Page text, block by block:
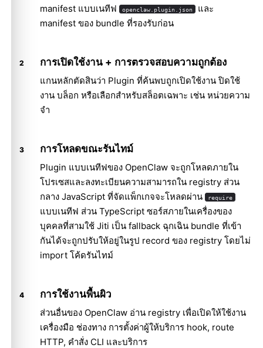
manifest แบบเนทีฟ
openclaw.plugin.json และ
manifest ของ bundle ที่รองรับก่อน
การเปิดใช้งาน + การตรวจสอบความถูกต้อง
แกนหลักตัดสินว่า Plugin ที่ค้นพบถูกเปิดใช้งาน ปิดใช้
งาน บล็อก หรือเลือกสำหรับสล็อตเฉพาะ เช่น หน่วยความ
จำ
การโหลดขณะรันไทม์
Plugin แบบเนทีฟของ OpenClaw จะถูกโหลดภายใน
โปรเซสและลงทะเบียนความสามารถใน registry ส่วน
กลาง JavaScript ที่จัดแพ็กเกจจะโหลดผ่าน
require
แบบเนทีฟ ส่วน TypeScript ซอร์สภายในเครื่องของ
บุคคลที่สามใช้ Jiti เป็น fallback ฉุกเฉิน bundle ที่เข้า
กันได้จะถูกปรับให้อยู่ในรูป record ของ registry โดยไม่
import โค้ดรันไทม์
การใช้งานพื้นผิว
ส่วนอื่นของ OpenClaw อ่าน registry เพื่อเปิดให้ใช้งาน
เครื่องมือ ช่องทาง การตั้งค่าผู้ให้บริการ hook, route
HTTP, คำสั่ง CLI และบริการ